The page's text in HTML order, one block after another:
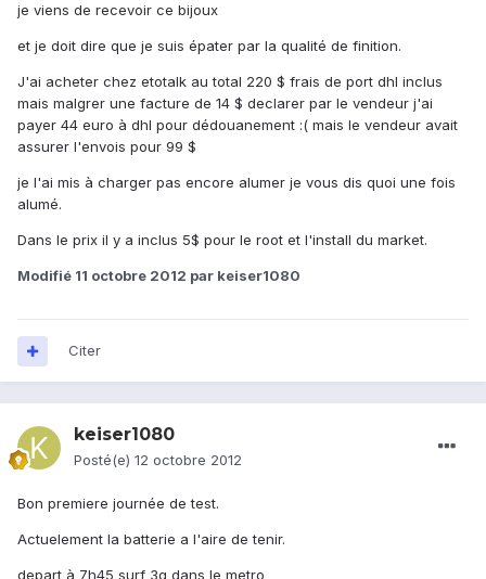
je viens de recevoir ce bijoux
et je doit dire que je suis épater par la qualité de finition.
J'ai acheter chez etotalk au total 220 $ frais de port dhl inclus
mais malgrer une facture de 14 $ declarer par le vendeur j'ai
payer 44 euro à dhl pour dédouanement :( mais le vendeur avait
assurer l'envois pour 99 $
je l'ai mis à charger pas encore alumer je vous dis quoi une fois
alumé.
Dans le prix il y a inclus 5$ pour le root et l'install du market.
Modifié 11 octobre 2012 par keiser1080
Citer
keiser1080
Posté(e) 12 octobre 2012
Bon premiere journée de test.
Actuelement la batterie a l'aire de tenir.
depart à 7h45 surf 3g dans le metro